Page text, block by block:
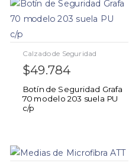
Calzado de Seguridad
$49.784
Botín de Seguridad Grafa
70 modelo 203 suela PU
c/p